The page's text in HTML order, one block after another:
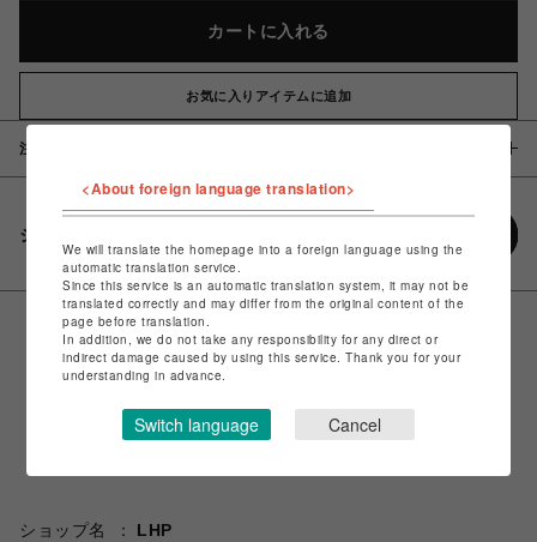
カートに入れる
お気に入りアイテムに追加
注意事項
シェアする
ショップ名
LHP
<About foreign language translation>
We will translate the homepage into a foreign language using the
automatic translation service.
Since this service is an automatic translation system, it may not be
translated correctly and may differ from the original content of the
page before translation.
In addition, we do not take any responsibility for any direct or
indirect damage caused by using this service. Thank you for your
understanding in advance.
Switch language Cancel